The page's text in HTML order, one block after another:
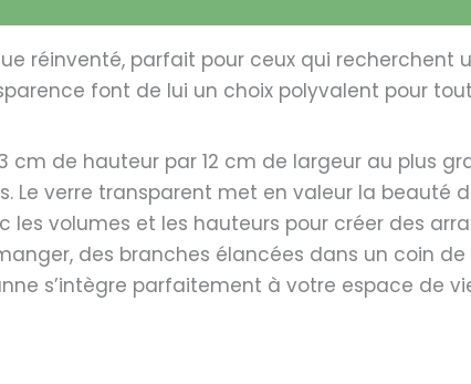
réinventé, parfait pour ceux qui recherchent
font de lui un choix polyvalent pour
de hauteur par 12 cm de largeur au plus
Le verre transparent met en valeur la beauté
volumes et les hauteurs pour créer des
des branches élancées dans un coin
s’intègre parfaitement à votre espace de